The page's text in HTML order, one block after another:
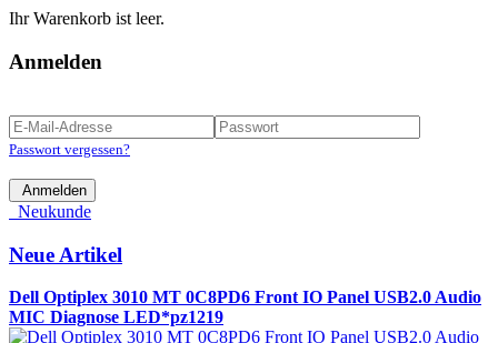
Ihr Warenkorb ist leer.
Anmelden
Passwort vergessen?
Anmelden
Neukunde
Neue Artikel
Dell Optiplex 3010 MT 0C8PD6 Front IO Panel USB2.0 Audio
MIC Diagnose LED*pz1219